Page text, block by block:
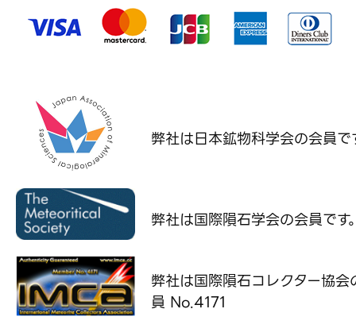
弊社は日本鉱物科学会の会員で
弊社は国際隕石学会の会員です
弊社は国際隕石コレクター協会
員 No.4171